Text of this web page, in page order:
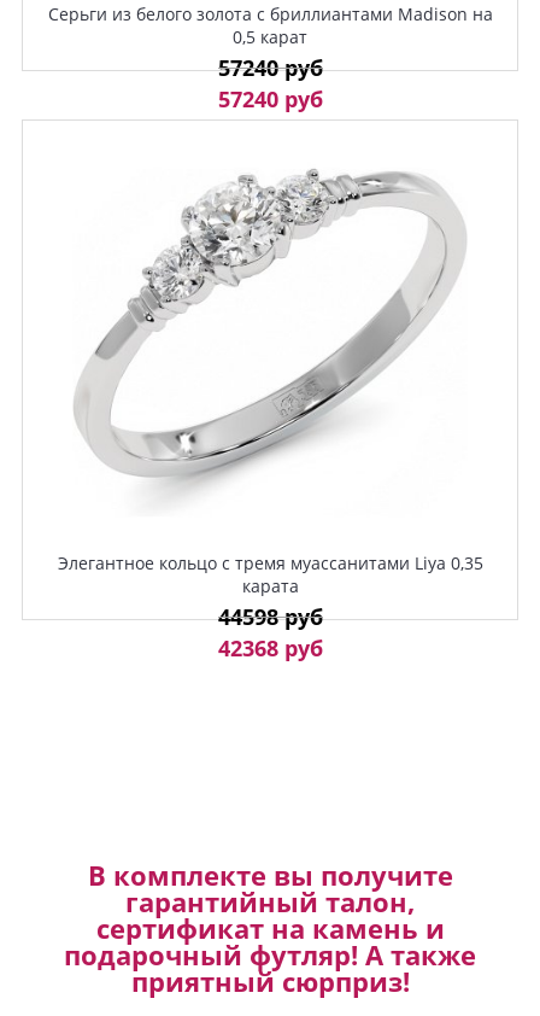
Серьги из белого золота с бриллиантами Madison на
0,5 карат
57240 руб
57240 руб
Элегантное кольцо с тремя муассанитами Liya 0,35
карата
44598 руб
42368 руб
В комплекте вы получите
гарантийный талон,
сертификат на камень и
подарочный футляр! А также
приятный сюрприз!